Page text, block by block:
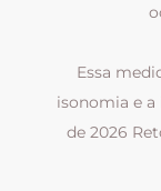
Essa
isonomia e
de 2026